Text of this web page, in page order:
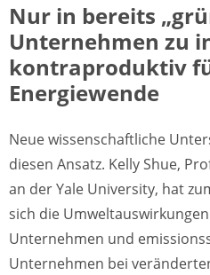
Nur in bereits
Unternehmen zu
kontraproduktiv
Energiewende
Neue wissenschaftliche
diesen Ansatz. Kelly Shue,
an der Yale University, hat
sich die
Unternehmen und
Unternehmen bei